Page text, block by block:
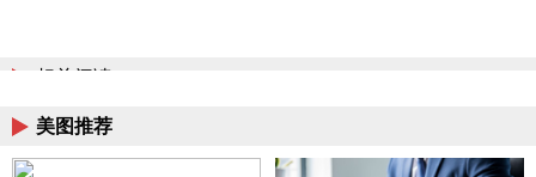
相关阅读
美图推荐